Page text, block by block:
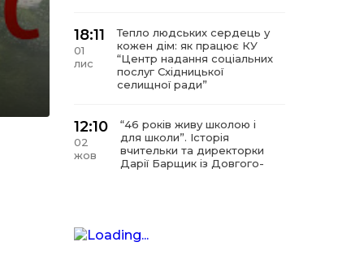
18:11
01
лис
Тепло людських сердець у
кожен дім: як працює КУ
“Центр надання соціальних
послуг Східницької
селищної ради”
12:10
02
жов
“46 років живу школою і
для школи”. Історія
вчительки та директорки
Дарії Барщик із Довгого-
11 вер
любові до дітей”. Інтерв’ю
з директором КЗ